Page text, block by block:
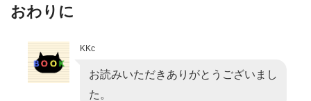
おわりに
KKc
お読みいただきありがとうございまし
た。